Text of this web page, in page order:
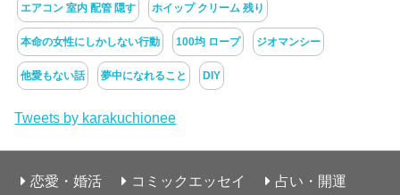
エアコン 室内 配管 隠す ホイップ クリーム 残り
本命の女性にしかしない行動 100均 ロープ ジオマンシー
他愛もない話 夢中になれること DIY
Tweets by karakuchionee
恋愛・婚活 コミックエッセイ 占い・開運